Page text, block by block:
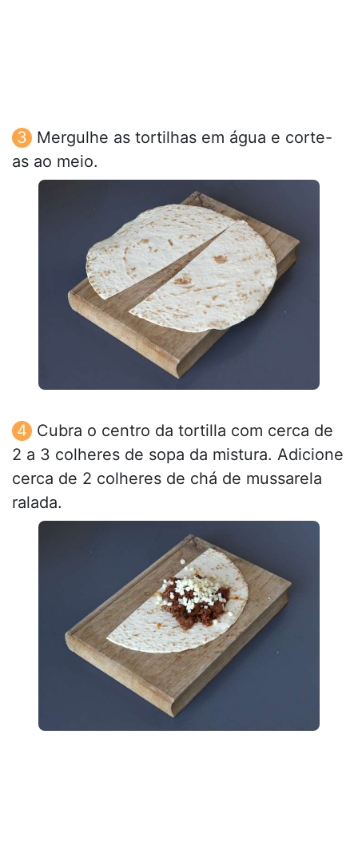
Mergulhe as tortilhas em água e corte-
as ao meio.
Cubra o centro da tortilla com cerca de
2 a 3 colheres de sopa da mistura. Adicione
cerca de 2 colheres de chá de mussarela
ralada.